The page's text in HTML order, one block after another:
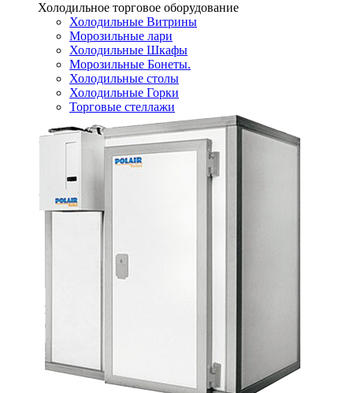
Холодильное торговое оборудование
Холодильные Витрины
Морозильные лари
Холодильные Шкафы
Морозильные Бонеты.
Холодильные столы
Холодильные Горки
Торговые стеллажи